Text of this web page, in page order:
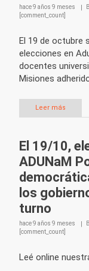
hace9 años 9 meses
[comment_count]
El 19 de octubre
elecciones en
docentes
Misiones
Leer más
El 19/10,
ADUNaM
los
turno
hace9 años 9 meses
[comment_count]
Leé online